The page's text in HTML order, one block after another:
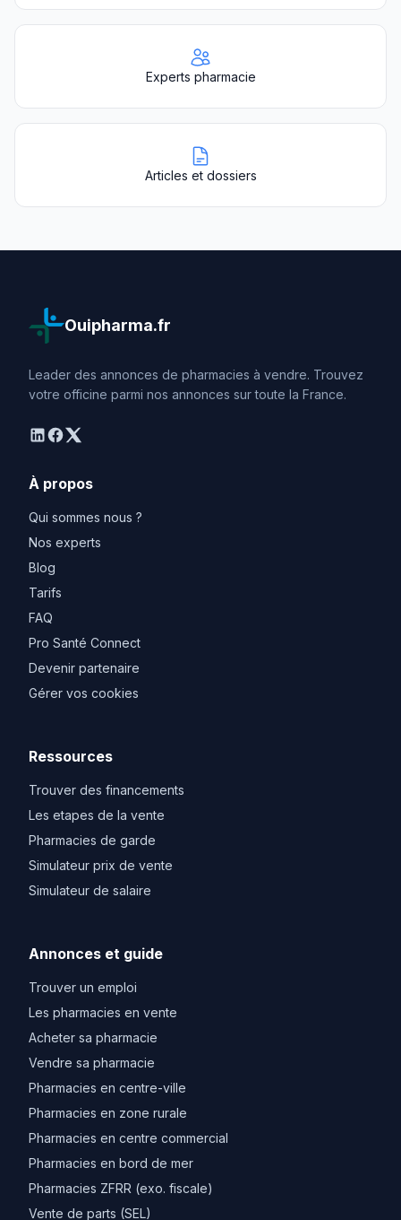
Experts pharmacie
Articles et dossiers
Ouipharma.fr
Leader des annonces de pharmacies à vendre. Trouvez
votre officine parmi nos annonces sur toute la France.
linkedin
facebook
twitter
À propos
Qui sommes nous ?
Nos experts
Blog
Tarifs
FAQ
Pro Santé Connect
Devenir partenaire
Gérer vos cookies
Ressources
Trouver des financements
Les etapes de la vente
Pharmacies de garde
Simulateur prix de vente
Simulateur de salaire
Annonces et guide
Trouver un emploi
Les pharmacies en vente
Acheter sa pharmacie
Vendre sa pharmacie
Pharmacies en centre-ville
Pharmacies en zone rurale
Pharmacies en centre commercial
Pharmacies en bord de mer
Pharmacies ZFRR (exo. fiscale)
Vente de parts (SEL)